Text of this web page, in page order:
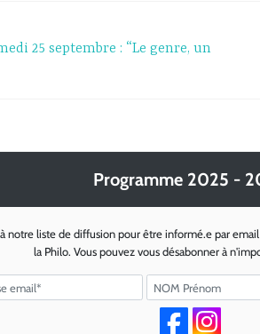
25 septembre : “Le genre, un
Programme 2025 -
notre liste de diffusion pour être informé.e par
la Philo. Vous pouvez vous désabonner à